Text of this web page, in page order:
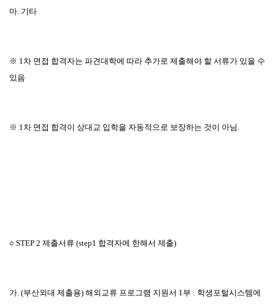
마. 기타
※ 1차 면접 합격자는 파견대학에 따라 추가로 제출해야 할 서류가 있을 수
있음
※ 1차 면접 합격이 상대교 입학을 자동적으로 보장하는 것이 아님 .
○ STEP 2 제출서류 (step1 합격자에 한해서 제출)
가. (부산외대 제출용) 해외교류 프로그램 지원서 1부 : 학생포털시스템에